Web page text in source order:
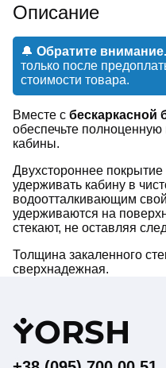
Описание
🔔 Обратите внимание.
только после
стоимости товара.
Вместе с бескаркасной
обеспечьте
кабины.
Двухстороннее
удерживать кабину в
водоотталкивающим
удерживаются на
стекают, не оставляя
Толщина закаленного
сверхнадежная.
YORSH